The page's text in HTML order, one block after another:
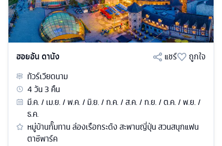
ฮอยอัน ดานัง แชร์
ถูกใจ
ทัวร์เวียดนาม
4วัน3 คืน
มี.ค. / เม.ย. / พ.ค. / มิ.ย. / ก.ค. / ส.ค. / ก.ย. / ต.ค. / พ.ย. /
ธ.ค.
หมู่บ้านกั๊มทาน ล่องเรือกระด้ง สะพานญี่ปุ่น สวนสนุกแฟน
ตาซีพาร์ค